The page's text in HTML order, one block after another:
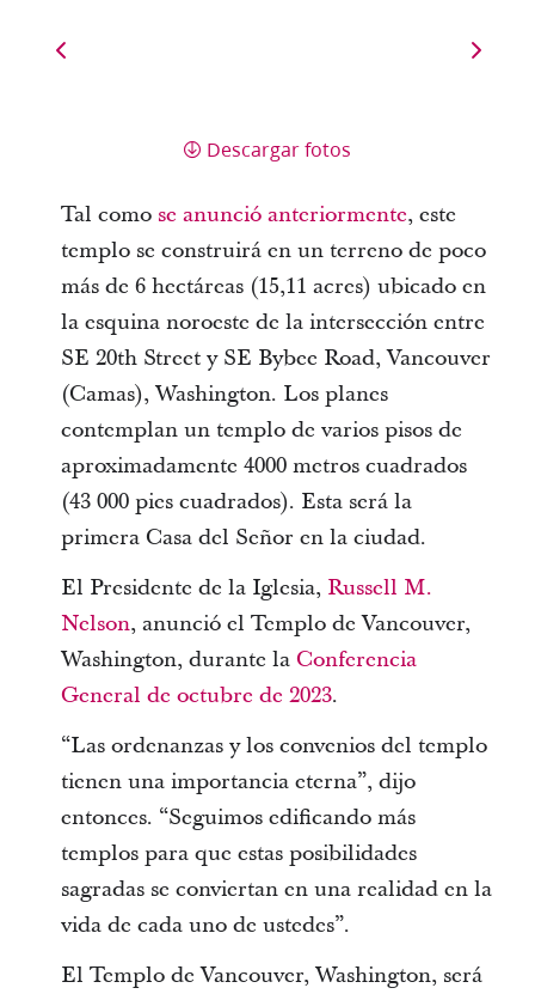
Descargar fotos
Tal como se anunció anteriormente, este
templo se construirá en un terreno de poco
más de 6 hectáreas (15,11 acres) ubicado en
la esquina noroeste de la intersección entre
SE 20th Street y SE Bybee Road, Vancouver
(Camas), Washington. Los planes
contemplan un templo de varios pisos de
aproximadamente 4000 metros cuadrados
(43 000 pies cuadrados). Esta será la
primera Casa del Señor en la ciudad.
El Presidente de la Iglesia, Russell M.
Nelson, anunció el Templo de Vancouver,
Washington, durante la Conferencia
General de octubre de 2023.
“Las ordenanzas y los convenios del templo
tienen una importancia eterna”, dijo
entonces. “Seguimos edificando más
templos para que estas posibilidades
sagradas se conviertan en una realidad en la
vida de cada uno de ustedes”.
El Templo de Vancouver, Washington, será